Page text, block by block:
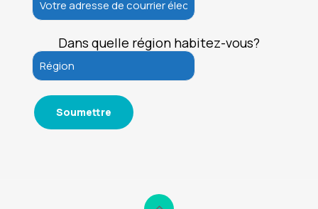
Dans quelle région habitez-vous?